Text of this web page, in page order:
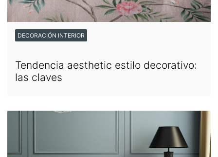
DECORACIÓN INTERIOR
Tendencia aesthetic estilo decorativo:
las claves